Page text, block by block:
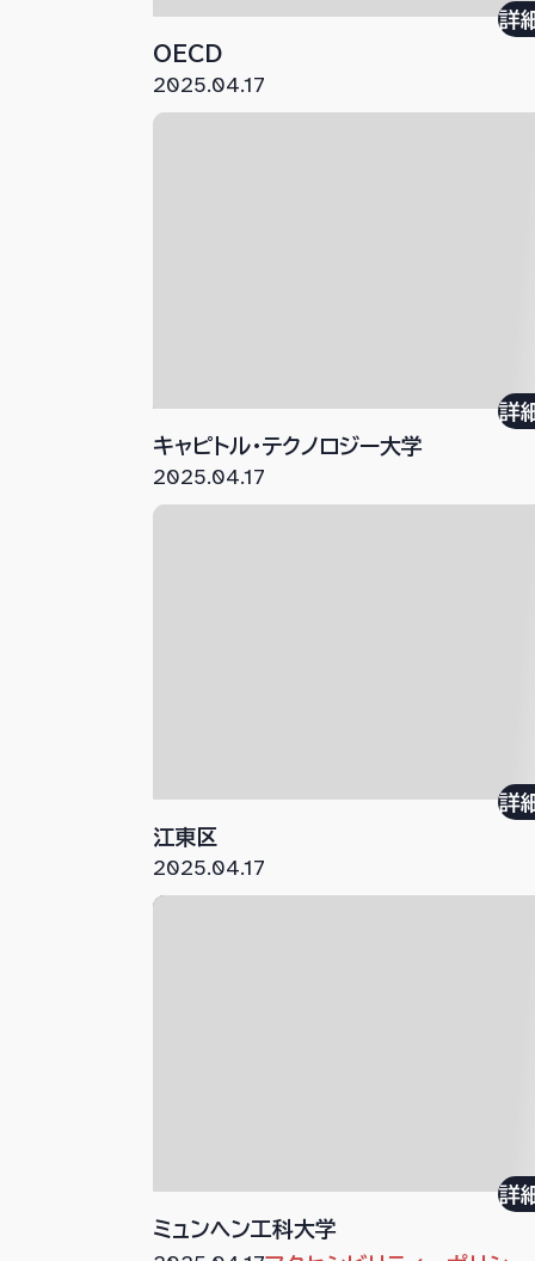
OECD
詳
2025.04.17
キャピトル・テクノロジー大学
詳
2025.04.17
江東区
詳
2025.04.17
ミュンヘン工科大学
詳